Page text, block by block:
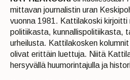
mittavan journalistin uran
vuonna 1981. Kattilakoski kirjoitti
politiikasta, kunnallispolitiikasta,
urheilusta. Kattilakosken
olivat erittäin luettuja. Niitä
hersyvällä huumorintajulla ja